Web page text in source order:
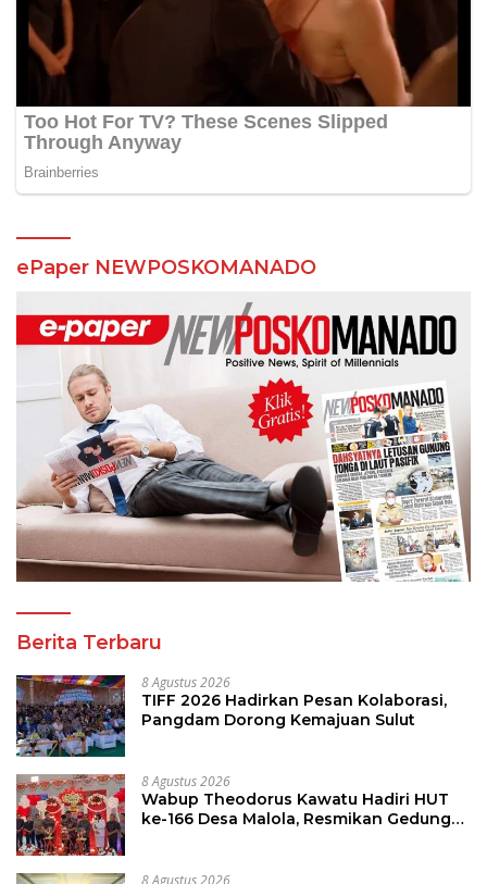
ePaper NEWPOSKOMANADO
Berita Terbaru
8 Agustus 2026
TIFF 2026 Hadirkan Pesan Kolaborasi,
Pangdam Dorong Kemajuan Sulut
8 Agustus 2026
Wabup Theodorus Kawatu Hadiri HUT
ke-166 Desa Malola, Resmikan Gedung
8 Agustus 2026